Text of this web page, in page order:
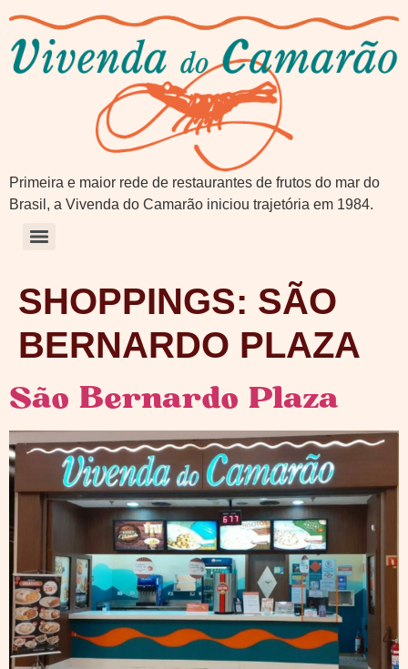
Primeira e maior rede de restaurantes de frutos do mar do
Brasil, a Vivenda do Camarão iniciou trajetória em 1984.
SHOPPINGS: SÃO
BERNARDO PLAZA
São Bernardo Plaza